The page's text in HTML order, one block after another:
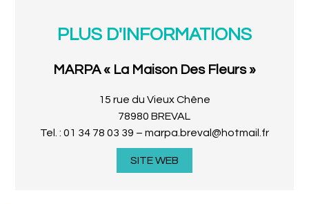
PLUS D'INFORMATIONS
MARPA « La Maison Des Fleurs »
15 rue du Vieux Chêne
78980 BREVAL
Tel. : 01 34 78 03 39 – marpa.breval@hotmail.fr
SITE WEB